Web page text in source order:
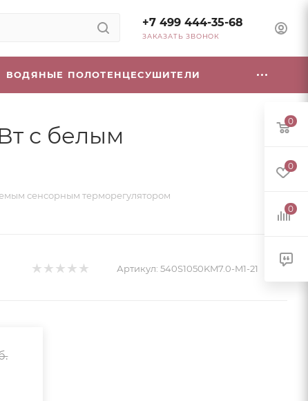
+7 499 444-35-68
ЗАКАЗАТЬ ЗВОНОК
ВОДЯНЫЕ ПОЛОТЕНЦЕСУШИТЕЛИ
с белым
сенсорным терморегулятором
Артикул: 540S1050KM7.0-M1-21
0
0
0